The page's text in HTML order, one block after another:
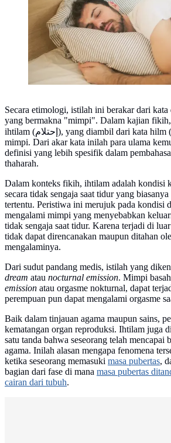
Secara etimologi, istilah ini berakar dari kata
yang bermakna "mimpi". Dalam kajian
ihtilam (إحتلام), yang diambil dari kata hilm (حلم), yang berarti
mimpi. Dari akar kata inilah para ulama
definisi yang lebih spesifik dalam
thaharah.
Dalam konteks fikih, ihtilam adalah kondisi
secara tidak sengaja saat tidur yang
tertentu. Peristiwa ini merujuk pada kondisi
mengalami mimpi yang menyebabkan
tidak sengaja saat tidur. Karena terjadi di
tidak dapat direncanakan maupun ditahan
mengalaminya.
Dari sudut pandang medis, istilah yang
dream atau nocturnal emission. Mimpi
emission atau orgasme nokturnal, dapat
perempuan pun dapat mengalami orgasme
Baik dalam tinjauan agama maupun sains,
kematangan organ reproduksi. Ihtilam juga
satu tanda bahwa seseorang telah mencapai
agama. Inilah alasan mengapa fenomena
ketika seseorang memasuki masa pubertas,
bagian dari fase di mana masa pubertas
cairan dari tubuh.